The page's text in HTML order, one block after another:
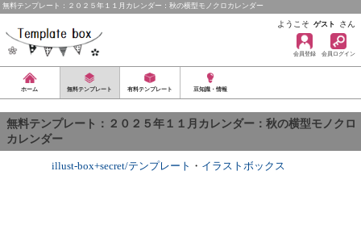
無料テンプレート：２０２５年１１月カレンダー：秋の横型モノクロカレンダー
ようこそ ゲスト さん
会員登録 会員ログイン
ホーム 無料テンプレート 有料テンプレート 豆知識・情報
無料テンプレート：２０２５年１１月カレンダー：秋の横型モノクロ
カレンダー
illust-box+secret/テンプレート ・ イラストボックス